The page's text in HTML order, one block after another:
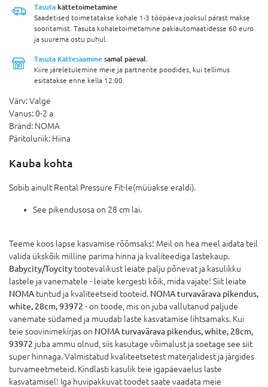
Tasuta kättetoimetamine
Saadetised toimetatakse kohale 1-3 tööpäeva jooksul pärast makse
sooritamist. Tasuta kohaletoimetamine pakiautomaatidesse 60 euro
ja suurema ostu puhul.
Tasuta Kättesaamine samal päeval.
Kiire järeletulemine meie ja partnerite poodides, kui tellimus
esitatakse enne kella 12:00.
Värv:Valge
Vanus:0-2 a
Bränd: NOMA
Päritoluriik: Hiina
Kauba kohta
Sobib ainult Rental Pressure Fit-le(müüakse eraldi).
See pikendusosa on 28 cm lai.
Teeme koos lapse kasvamise rõõmsaks! Meil on hea meel aidata teil
valida ükskõik milline parima hinna ja kvaliteediga lastekaup.
Babycity/Toycity tootevalikust leiate palju põnevat ja kasulikku
lastele ja vanematele - leiate kergesti kõik, mida vajate! Siit leiate
NOMA tuntud ja kvaliteetseid tooteid. NOMA turvavärava pikendus,
white, 28cm, 93972 - on toode, mis on juba vallutanud paljude
vanemate südamed ja muudab laste kasvatamise lihtsamaks. Kui
teie soovinimekirjas on NOMA turvavärava pikendus, white, 28cm,
93972 juba ammu olnud, siis kasutage võimalust ja soetage see siit
super hinnaga. Valmistatud kvaliteetsetest materjalidest ja järgides
turvameetmeteid. Kindlasti kasulik teie igapäevaelus laste
kasvatamisel! Iga huvipakkuvat toodet saate vaadata meie